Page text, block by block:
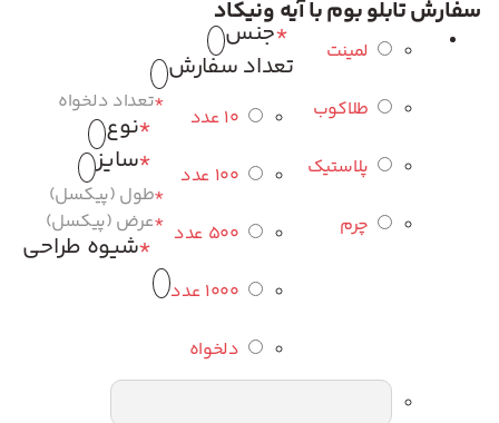
سفارش تابلو بوم با آیه ونیکاد
*جنس
لمینت
طلاکوب
پلاستیک
چرم
تعداد سفارش
10 عدد
100 عدد
500 عدد
1000 عدد
دلخواه
*تعداد دلخواه
*نوع
*سایز
*طول (پیکسل)
*عرض (پیکسل)
*شیوه طراحی